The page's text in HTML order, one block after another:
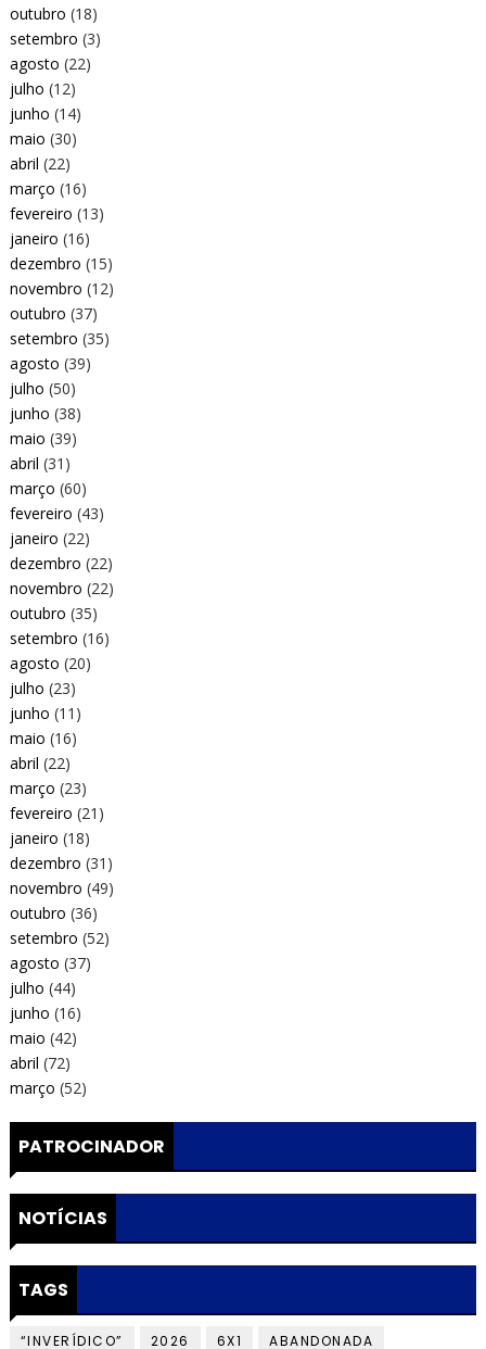
outubro (18)
setembro (3)
agosto (22)
julho (12)
junho (14)
maio (30)
abril (22)
março (16)
fevereiro (13)
janeiro (16)
dezembro (15)
novembro (12)
outubro (37)
setembro (35)
agosto (39)
julho (50)
junho (38)
maio (39)
abril (31)
março (60)
fevereiro (43)
janeiro (22)
dezembro (22)
novembro (22)
outubro (35)
setembro (16)
agosto (20)
julho (23)
junho (11)
maio (16)
abril (22)
março (23)
fevereiro (21)
janeiro (18)
dezembro (31)
novembro (49)
outubro (36)
setembro (52)
agosto (37)
julho (44)
junho (16)
maio (42)
abril (72)
março (52)
PATROCINADOR
NOTÍCIAS
TAGS
“INVERÍDICO” 2026 6X1 ABANDONADA